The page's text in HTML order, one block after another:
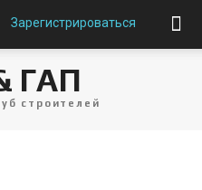
Зарегистрироваться
ГАП
строителей